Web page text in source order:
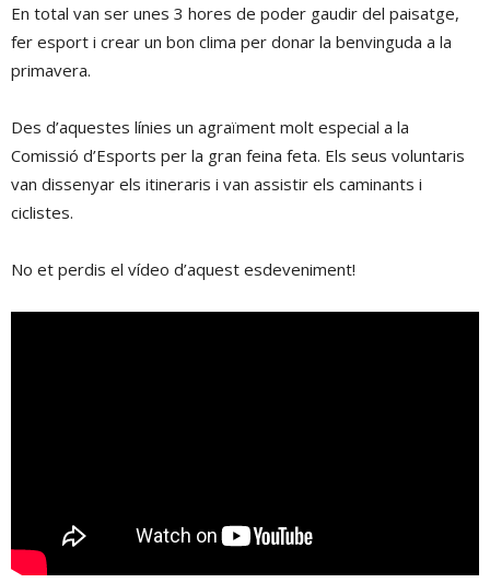
En total van ser unes 3 hores de poder gaudir del paisatge,
fer esport i crear un bon clima per donar la benvinguda a la
primavera.
Des d’aquestes línies un agraïment molt especial a la
Comissió d’Esports per la gran feina feta. Els seus voluntaris
van dissenyar els itineraris i van assistir els caminants i
ciclistes.
No et perdis el vídeo d’aquest esdeveniment!